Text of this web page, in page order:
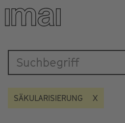
Direkt
zum
Inhalt
Katalog
SÄKULARISIERUNG